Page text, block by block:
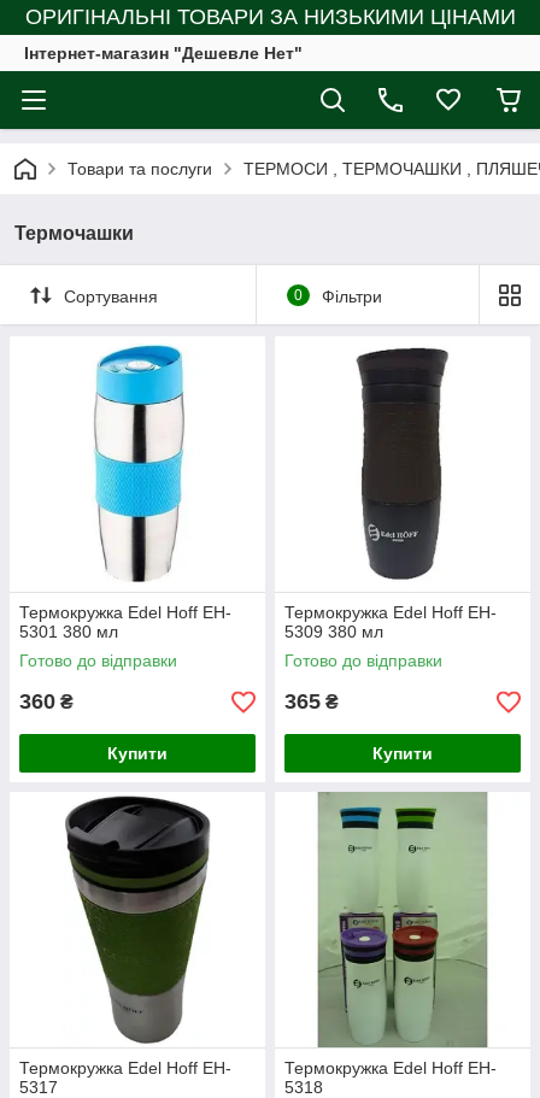
ОРИГІНАЛЬНІ ТОВАРИ ЗА НИЗЬКИМИ ЦІНАМИ
Інтернет-магазин "Дешевле Нет"
Товари та послуги ТЕРМОСИ , ТЕРМОЧАШКИ ,
Термочашки
Сортування 0 Фільтри
Термокружка Edel Hoff EH-
5301 380 мл
Готово до відправки
360 ₴
Купити
Термокружка Edel Hoff EH-
5309 380 мл
Готово до відправки
365 ₴
Купити
Термокружка Edel Hoff EH-
5317
Термокружка Edel Hoff EH-
5318